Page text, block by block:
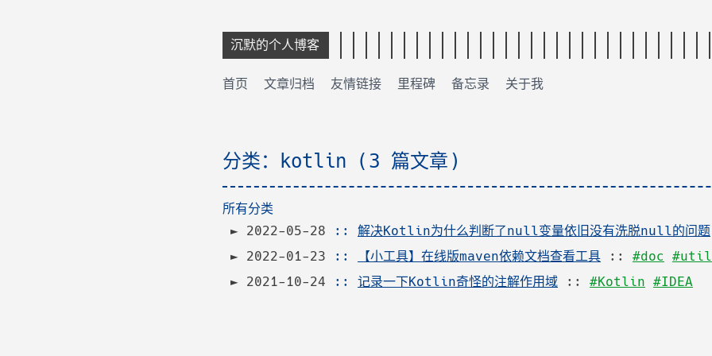
沉默的个人博客
首页 文章归档 友情链接 里程碑 备忘录 关于我
分类：kotlin (3 篇文章)
所有分类
2022-05-28 :: 解决Kotlin为什么判断了null变量依旧没有洗脱null的问题
2022-01-23 :: 【小工具】在线版maven依赖文档查看工具 :: #doc
#util
2021-10-24 :: 记录一下Kotlin奇怪的注解作用域 :: #Kotlin #IDEA